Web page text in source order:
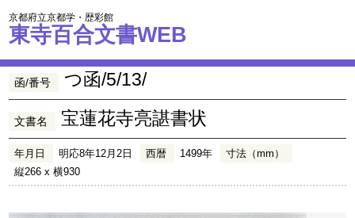
京都府立京都学・歴彩館
東寺百合文書WEB
函/番号 つ函/5/13/
文書名 宝蓮花寺亮諶書状
年月日 明応8年12月2日 西暦 1499年
寸法（mm）
縦266 x 横930